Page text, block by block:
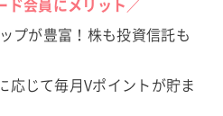
ド会員にメリット／
プが豊富！株も投資信託も
応じて毎月Vポイントが貯ま